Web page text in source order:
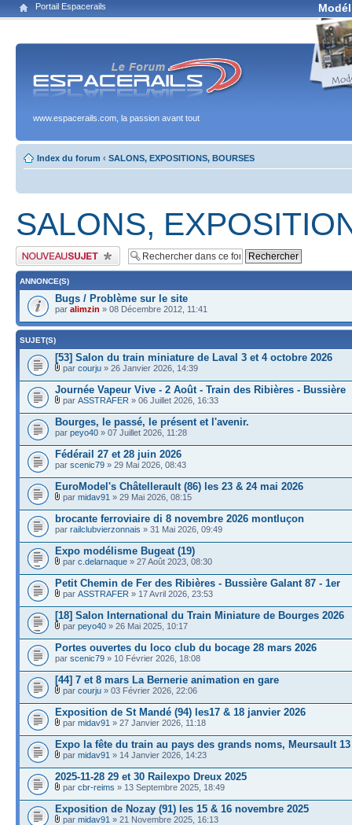
Portail Espacerails
www.espacerails.com, la passion avant tout
Index du forum ‹ SALONS, EXPOSITIONS, BOURSES
SALONS,
Publier un nouveau sujet
ANNONCE(S)
Bugs / Problème sur le site
par alimzin » 08 Décembre 2012, 11:41
SUJET(S)
[53] Salon du train miniature de Laval 3 et 4 octobre 2026
par courju » 26 Janvier 2026, 14:39
Journée Vapeur Vive - 2 Août - Train des Ribières - Bussière
par ASSTRAFER » 06 Juillet 2026, 16:33
Bourges, le passé, le présent et l'avenir.
par peyo40 » 07 Juillet 2026, 11:28
Fédérail 27 et 28 juin 2026
par scenic79 » 29 Mai 2026, 08:43
EuroModel's Châtellerault (86) les 23 & 24 mai 2026
par midav91 » 29 Mai 2026, 08:15
brocante ferroviaire di 8 novembre 2026 montluçon
par railclubvierzonnais » 31 Mai 2026, 09:49
Expo modélisme Bugeat (19)
par c.delarnaque » 27 Août 2023, 08:30
Petit Chemin de Fer des Ribières - Bussière Galant 87 - 1er
par ASSTRAFER » 17 Avril 2026, 23:53
[18] Salon International du Train Miniature de Bourges 2026
par peyo40 » 26 Mai 2025, 10:17
Portes ouvertes du loco club du bocage 28 mars 2026
par scenic79 » 10 Février 2026, 18:08
[44] 7 et 8 mars La Bernerie animation en gare
par courju » 03 Février 2026, 22:06
Exposition de St Mandé (94) les17 & 18 janvier 2026
par midav91 » 27 Janvier 2026, 11:18
Expo la fête du train au pays des grands noms, Meursault 13
par midav91 » 14 Janvier 2026, 14:23
2025-11-28 29 et 30 Railexpo Dreux 2025
par cbr-reims » 13 Septembre 2025, 18:49
Exposition de Nozay (91) les 15 & 16 novembre 2025
par midav91 » 21 Novembre 2025, 16:13